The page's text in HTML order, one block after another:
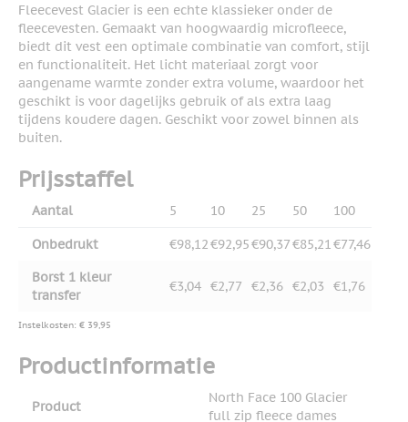
Fleecevest Glacier is een echte klassieker onder de
fleecevesten. Gemaakt van hoogwaardig microfleece,
biedt dit vest een optimale combinatie van comfort, stijl
en functionaliteit. Het licht materiaal zorgt voor
aangename warmte zonder extra volume, waardoor het
geschikt is voor dagelijks gebruik of als extra laag
tijdens koudere dagen. Geschikt voor zowel binnen als
buiten.
Prijsstaffel
Aantal 5 10 25 50 100
Onbedrukt €98,12€92,95€90,37€85,21€77,46
Borst 1 kleur
transfer
€3,04 €2,77 €2,36 €2,03 €1,76
Instelkosten: € 39,95
Productinformatie
Product
North Face 100 Glacier
full zip fleece dames